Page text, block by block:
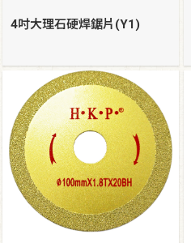
4吋大理石硬焊鋸片(Y1)